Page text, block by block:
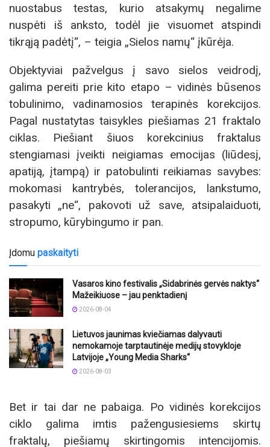
nuostabus testas, kurio atsakymų negalime
nuspėti iš anksto, todėl jie visuomet atspindi
tikrąją padėtį“, – teigia „Sielos namų“ įkūrėja.
Objektyviai pažvelgus į savo sielos veidrodį,
galima pereiti prie kito etapo – vidinės būsenos
tobulinimo, vadinamosios terapinės korekcijos.
Pagal nustatytas taisykles piešiamas 21 fraktalo
ciklas. Piešiant šiuos korekcinius fraktalus
stengiamasi įveikti neigiamas emocijas (liūdesį,
apatiją, įtampą) ir patobulinti reikiamas savybes:
mokomasi kantrybės, tolerancijos, lankstumo,
pasakyti „ne“, pakovoti už save, atsipalaiduoti,
stropumo, kūrybingumo ir pan.
Įdomu paskaityti
Vasaros kino festivalis „Sidabrinės gervės naktys“
Mažeikiuose – jau penktadienį
2026-08-04
Lietuvos jaunimas kviečiamas dalyvauti
nemokamoje tarptautinėje medijų stovykloje
Latvijoje „Young Media Sharks“
2026-08-03
Bet ir tai dar ne pabaiga. Po vidinės korekcijos
ciklo galima imtis pažengusiesiems skirtų
fraktalų, piešiamų skirtingomis intencijomis.